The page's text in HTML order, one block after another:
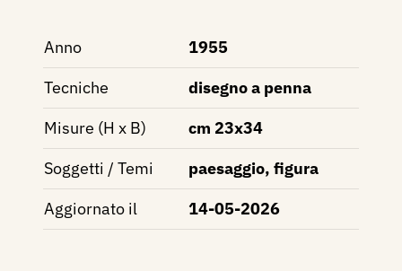
Anno
1955
Tecniche
disegno a penna
Misure (H x B)
cm 23x34
Soggetti / Temi
paesaggio, figura
Aggiornato il
14-05-2026